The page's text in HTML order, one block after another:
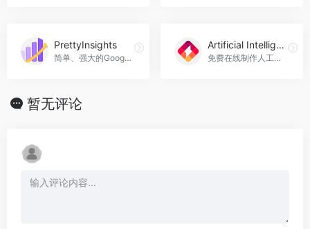
PrettyInsights
简单、强大的Google Analytics替代品，提供实时数据和统计分析。
Artificial Intelligence Logo Maker
免费在线制作人工智能logo，Artificial Intelligence Logo Maker官网入口网址
暂无评论